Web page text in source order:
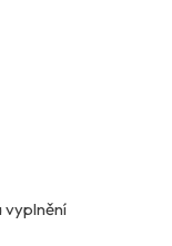
vyplnění